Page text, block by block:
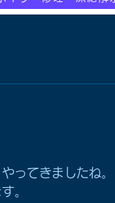
ってきましたね。
。